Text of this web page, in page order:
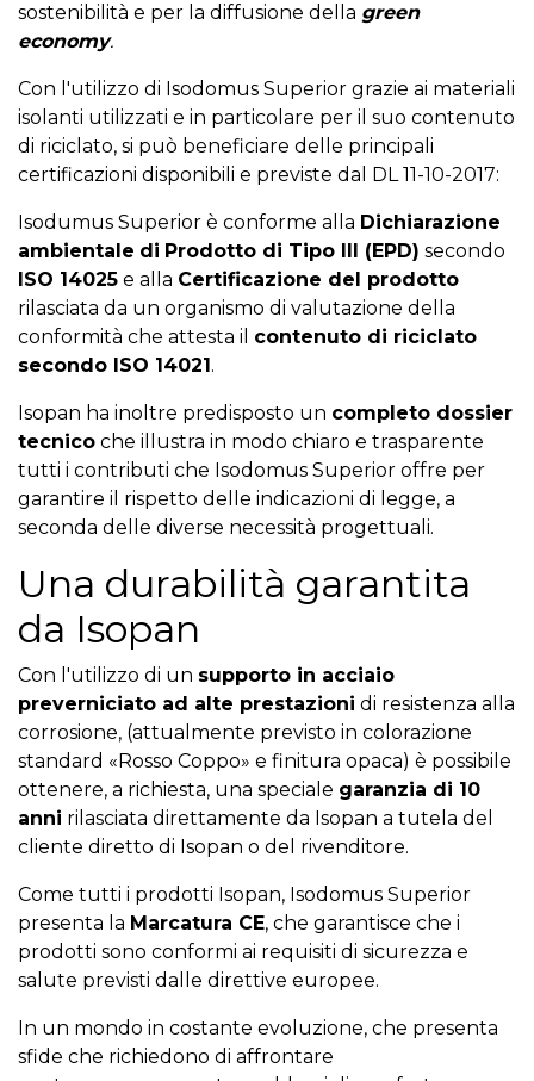
sostenibilità e per la diffusione della green
economy.
Con l'utilizzo di Isodomus Superior grazie ai materiali
isolanti utilizzati e in particolare per il suo contenuto
di riciclato, si può beneficiare delle principali
certificazioni disponibili e previste dal DL 11-10-2017:
Isodumus Superior è conforme alla Dichiarazione
ambientale di Prodotto di Tipo III (EPD) secondo
ISO 14025 e alla Certificazione del prodotto
rilasciata da un organismo di valutazione della
conformità che attesta il contenuto di riciclato
secondo ISO 14021.
Isopan ha inoltre predisposto un completo dossier
tecnico che illustra in modo chiaro e trasparente
tutti i contributi che Isodomus Superior offre per
garantire il rispetto delle indicazioni di legge, a
seconda delle diverse necessità progettuali.
Una durabilità garantita
da Isopan
Con l'utilizzo di un supporto in acciaio
preverniciato ad alte prestazioni di resistenza alla
corrosione, (attualmente previsto in colorazione
standard «Rosso Coppo» e finitura opaca) è possibile
ottenere, a richiesta, una speciale garanzia di 10
anni rilasciata direttamente da Isopan a tutela del
cliente diretto di Isopan o del rivenditore.
Come tutti i prodotti Isopan, Isodomus Superior
presenta la Marcatura CE, che garantisce che i
prodotti sono conformi ai requisiti di sicurezza e
salute previsti dalle direttive europee.
In un mondo in costante evoluzione, che presenta
sfide che richiedono di affrontare